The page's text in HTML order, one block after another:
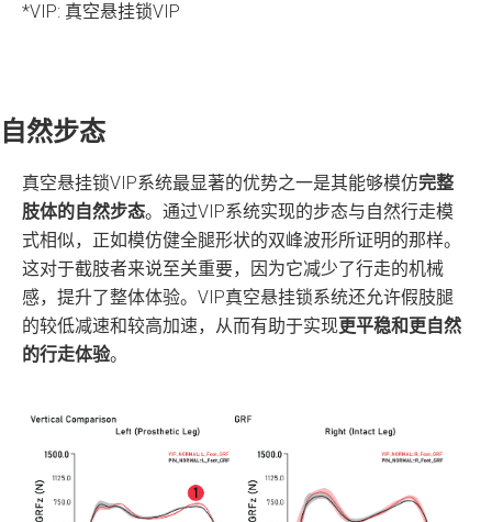
*VIP: 真空悬挂锁VIP
自然步态
真空悬挂锁VIP系统最显著的优势之一是其能够模仿完整
肢体的自然步态。通过VIP系统实现的步态与自然行走模
式相似，正如模仿健全腿形状的双峰波形所证明的那样。
这对于截肢者来说至关重要，因为它减少了行走的机械
感，提升了整体体验。VIP真空悬挂锁系统还允许假肢腿
的较低减速和较高加速，从而有助于实现更平稳和更自然
的行走体验。